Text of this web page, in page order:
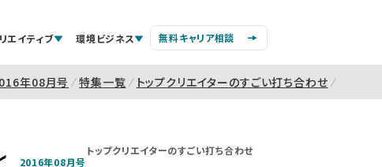
エイティブ 環境ビジネス 無料キャリア相談
年08月号 特集一覧 トップクリエイターのすごい打ち合わせ
2016年08月号
トップクリエイターのすごい打ち合わせ